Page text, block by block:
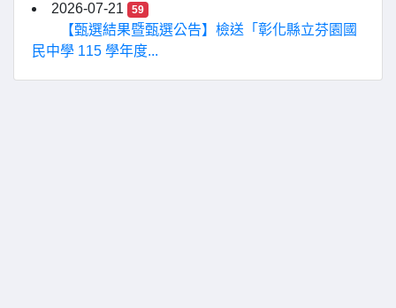
2026-07-21
59
【甄選結果暨甄選公告】檢送「彰化縣立芬園國
民中學 115 學年度...